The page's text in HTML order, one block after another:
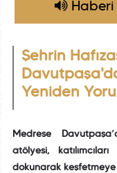
Haberi
Şehrin
Yeniden
Medrese
atölyesi,
dokunarak